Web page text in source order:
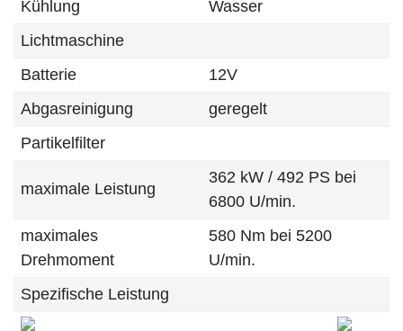
Kühlung
Wasser
Lichtmaschine
Batterie
12V
Abgasreinigung
geregelt
Partikelfilter
maximale Leistung
362 kW / 492 PS bei
6800 U/min.
maximales
Drehmoment
580 Nm bei 5200
U/min.
Spezifische Leistung